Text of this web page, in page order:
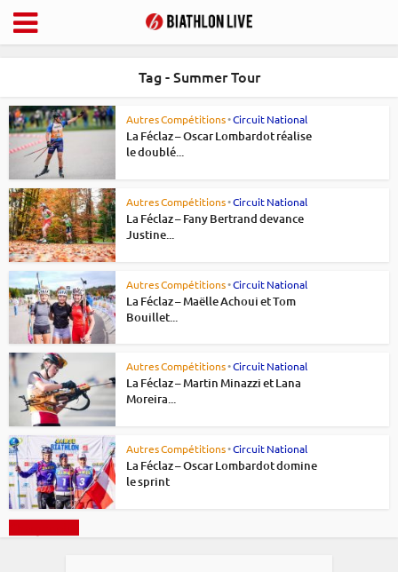
Tag - Summer Tour
Autres Compétitions•Circuit National
La Féclaz – Oscar Lombardot réalise
le doublé...
Autres Compétitions•Circuit National
La Féclaz – Fany Bertrand devance
Justine...
Autres Compétitions•Circuit National
La Féclaz – Maëlle Achoui et Tom
Bouillet...
Autres Compétitions•Circuit National
La Féclaz – Martin Minazzi et Lana
Moreira...
Autres Compétitions•Circuit National
La Féclaz – Oscar Lombardot domine
le sprint